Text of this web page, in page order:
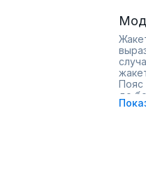
Пояс
до